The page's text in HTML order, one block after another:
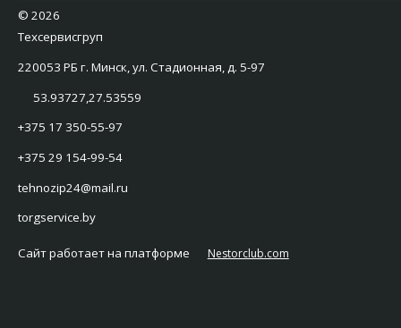
© 2026
Техсервисгруп
220053 РБ г. Минск, ул. Стадионная, д. 5-97
53.93727,27.53559
+375 17 350-55-97
+375 29 154-99-54
tehnozip24@mail.ru
torgservice.by
Сайт работает на платформе Nestorclub.com